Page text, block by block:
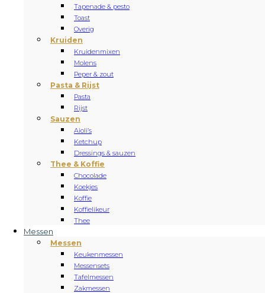
Tapenade & pesto
Toast
Overig
Kruiden
Kruidenmixen
Molens
Peper & zout
Pasta & Rijst
Pasta
Rijst
Sauzen
Aioli’s
Ketchup
Dressings & sauzen
Thee & Koffie
Chocolade
Koekjes
Koffie
Koffielikeur
Thee
Messen
Messen
Keukenmessen
Messensets
Tafelmessen
Zakmessen